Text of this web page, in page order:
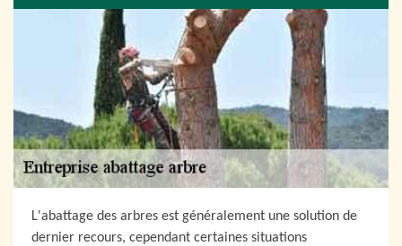
L'abattage des arbres est généralement une solution de
dernier recours, cependant certaines situations